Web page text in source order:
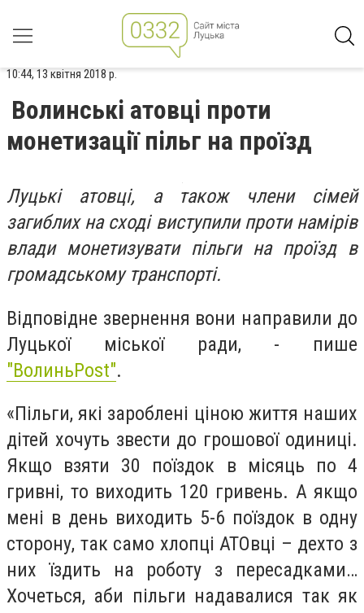
10:44, 13 квітня 2018 р.
Волинські атовці проти
монетизації пільг на проїзд
Луцькі атовці, а також члени сімей
загиблих на сході виступили проти намірів
влади монетизувати пільги на проїзд в
громадському транспорті.
Відповідне звернення вони направили до
Луцької міської ради, - пише
"ВолиньPost".
«Пільги, які зароблені ціною життя наших
дітей хочуть звести до грошової одиниці.
Якщо взяти 30 поїздок в місяць по 4
гривні, то виходить 120 гривень. А якщо
мені в день виходить 5-6 поїздок в одну
сторону, так само хлопці АТОвці – дехто з
них їздить на роботу з пересадками…
Хочеться, аби пільги надавалися так як